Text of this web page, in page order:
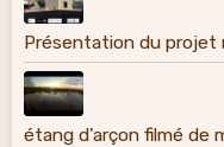
Présentation du projet
étang d'arçon filmé de